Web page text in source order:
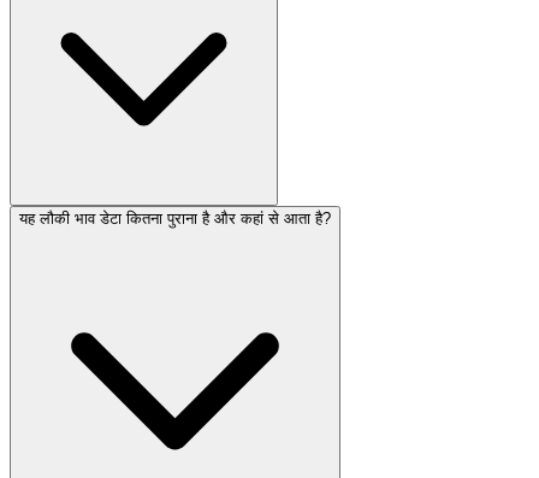
यह लौकी भाव डेटा कितना पुराना है और कहां से आता है?